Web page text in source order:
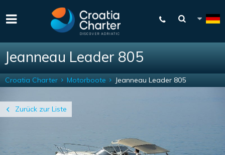
Jeanneau Leader 805
Zurück zur Liste
Croatia Charter Motorboote Jeanneau Leader 805